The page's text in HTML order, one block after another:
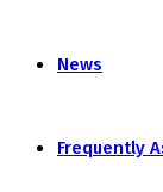
News
Frequently